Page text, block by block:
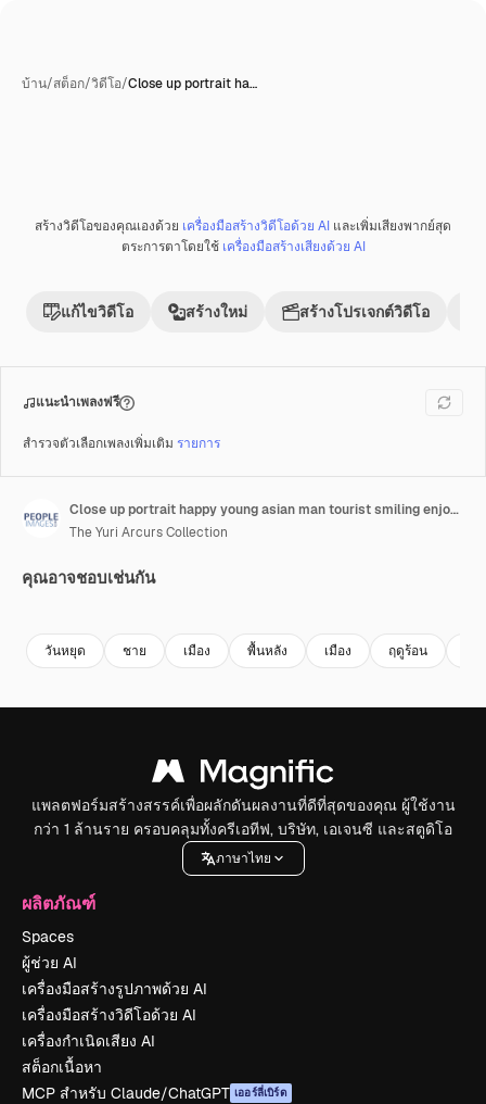
บ้าน/สต็อก/วิดีโอ/Close up portrait ha…
พรีเมี่ยม
สร้างวิดีโอของคุณเองด้วย เครื่องมือสร้างวิดีโอด้วย AI และเพิ่มเสียงพากย์สุด
ตระการตาโดยใช้ เครื่องมือสร้างเสียงด้วย AI
แก้ไขวิดีโอ สร้างใหม่ สร้างโปรเจกต์วิดีโอ
แนะนำเพลงฟรี
สำรวจตัวเลือกเพลงเพิ่มเติม รายการ
Close up portrait happy young asian man tourist smiling enjoying summer vacation independent teenage male looking cheerful real people series
The Yuri Arcurs Collection
คุณอาจชอบเช่นกัน
วันหยุด ชาย เมือง พื้นหลัง เมือง ฤดูร้อน
แพลตฟอร์มสร้างสรรค์เพื่อผลักดันผลงานที่ดีที่สุดของคุณ ผู้ใช้งาน
กว่า 1 ล้านราย ครอบคลุมทั้งครีเอทีฟ, บริษัท, เอเจนซี และสตูดิโอ
ภาษาไทย
ผลิตภัณฑ์
Spaces
ผู้ช่วย AI
เครื่องมือสร้างรูปภาพด้วย AI
เครื่องมือสร้างวิดีโอด้วย AI
เครื่องกำเนิดเสียง AI
สต็อกเนื้อหา
MCP สำหรับ Claude/ChatGPT เออร์ลี่เบิร์ด